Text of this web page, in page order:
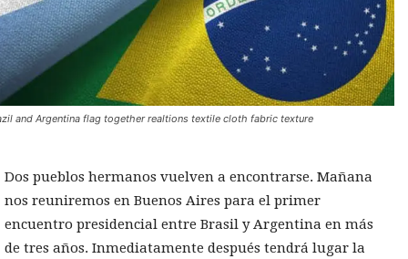
and Argentina flag together realtions textile cloth fabric texture
Dos pueblos hermanos vuelven a encontrarse. Mañana
nos reuniremos en Buenos Aires para el primer
encuentro presidencial entre Brasil y Argentina en más
de tres años. Inmediatamente después tendrá lugar la